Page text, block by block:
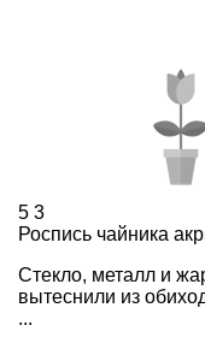
5 3
Роспись чайника
Стекло, металл и
вытеснили из
...